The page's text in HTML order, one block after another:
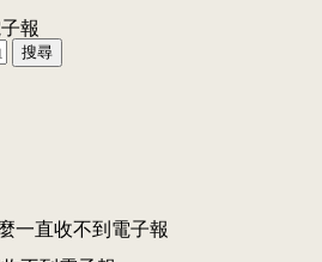
報
搜尋
一直收不到電子報